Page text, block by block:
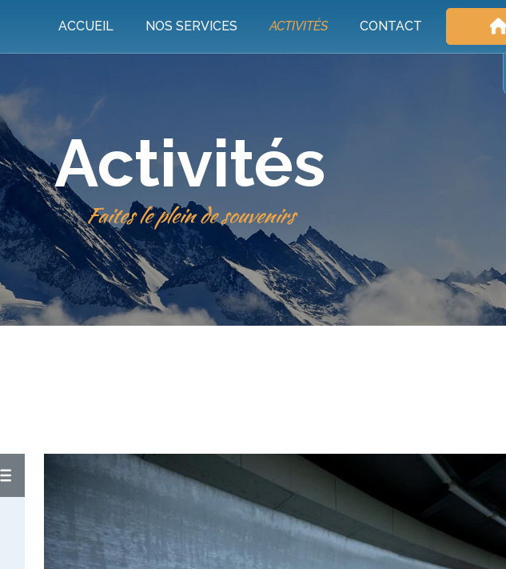
ACCUEIL NOS SERVICES ACTIVITÉS CONTACT
Activités
Faites le plein de souvenirs